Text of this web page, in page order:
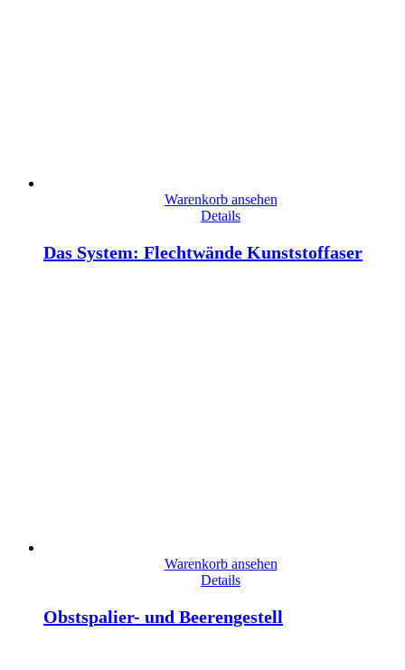
Warenkorb ansehen
Details
Das System: Flechtwände Kunststoffaser
Warenkorb ansehen
Details
Obstspalier- und Beerengestell